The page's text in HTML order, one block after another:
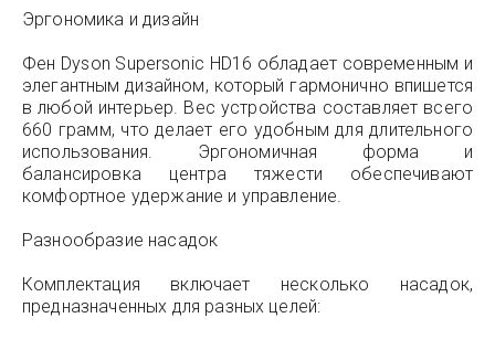
Эргономика и дизайн
Фен Dyson Supersonic HD16 обладает современным и
элегантным дизайном, который гармонично впишется
в любой интерьер. Вес устройства составляет всего
660 грамм, что делает его удобным для длительного
использования. Эргономичная форма и
балансировка центра тяжести обеспечивают
комфортное удержание и управление.
Разнообразие насадок
Комплектация включает несколько насадок,
предназначенных для разных целей: